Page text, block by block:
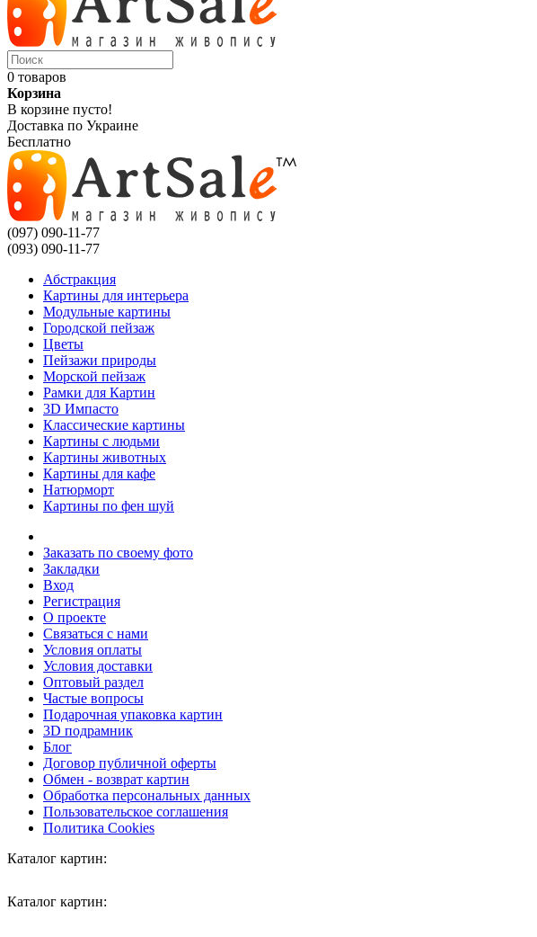
0 товаров
Корзина
В корзине пусто!
Доставка по Украине
Бесплатно
(097) 090-11-77
(093) 090-11-77
Абстракция
Картины для интерьера
Модульные картины
Городской пейзаж
Цветы
Пейзажи природы
Морской пейзаж
Рамки для Картин
3D Импасто
Классические картины
Картины с людьми
Картины животных
Картины для кафе
Натюрморт
Картины по фен шуй
Заказать по своему фото
Закладки
Вход
Регистрация
О проекте
Связаться с нами
Условия оплаты
Условия доставки
Оптовый раздел
Частые вопросы
Подарочная упаковка картин
3D подрамник
Блог
Договор публичной оферты
Обмен - возврат картин
Обработка персональных данных
Пользовательское соглашения
Политика Cookies
Каталог картин:
Каталог картин: